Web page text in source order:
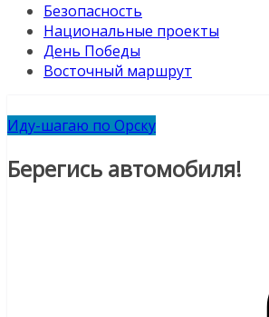
Безопасность
Национальные проекты
День Победы
Восточный маршрут
Иду-шагаю по Орску
Берегись автомобиля!